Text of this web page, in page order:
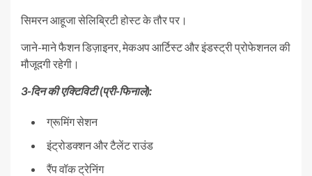
सिमरन आहूजा सेलिब्रिटी होस्ट के तौर पर।
जाने-माने फैशन डिज़ाइनर, मेकअप आर्टिस्ट और इंडस्ट्री प्रोफेशनल की
मौजूदगी रहेगी।
3-दिन की एक्टिविटी (प्री-फिनाले):
ग्रूमिंग सेशन
इंट्रोडक्शन और टैलेंट राउंड
रैंप वॉक ट्रेनिंग